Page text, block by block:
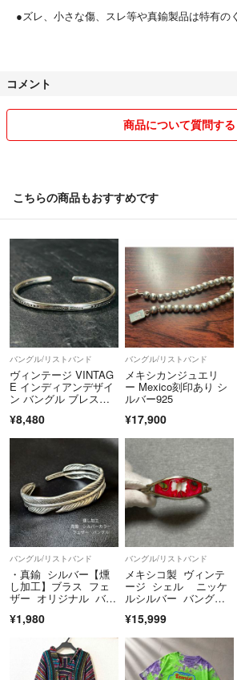
#テンダーロイン
●ズレ、小さな傷、スレ等や真鍮製品は特有の
異なる場合がございます。
●ヴィンテージ加工品は商品ごとに加工具合が
酸化具合(緑・黒など酸化錆含む)、加工傷など
●お客様都合による返品、交換、返金は行って
発送後のお客様都合による取引キャンセルは受
●商品注意事項や上記理由等以外での不良品な
で、必ず【評価前】にご連絡ください。メッセ
のご対応は出来ません。
●画像や商品説明文の流出、転用は禁止してお
当方で撮影しているため著作権があり、こちら
ルカリ管理者側に通報させて頂きます。
【取引・値引きについて】
■コメントなしの即購入可能です。
■単品のお値引きはしておりません。
■単品でのお値引き交渉コメントを頂いた場合
一定の時間経過後、削除させていただくことが
■2品以上同時購入で1品100円づつのお値引き
に必ずメッセージでご連絡をお願いいたしま
■パーツのみの販売はしておりません。商品を
パーツの追加購入は可能な場合もございます
■コンビニ/ATM支払いをご選択された場合、
コメント
商品について質問する
こちらの商品もおすすめです
バングル/リストバンド
ヴィンテージ VINTAG
E インディアンデザイ
ン バングル ブレスレ
ィーク SILVER
¥8,480
バングル/リストバンド
メキシカンジュエリ
ー Mexico刻印あり シ
ルバー925
¥17,900
バングル/リストバンド
・真鍮 シルバー【燻
し加工】ブラス フェ
ザー オリジナル バン
¥1,980
バングル/リストバンド
メキシコ製 ヴィンテ
ージ シェル ニッケ
ルシルバー バング
¥15,999